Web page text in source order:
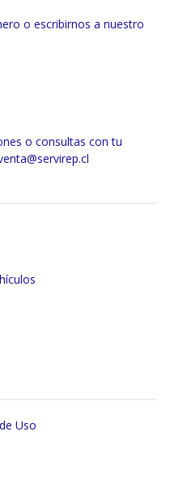
o escribirnos a nuestro
o consultas con tu
Uso